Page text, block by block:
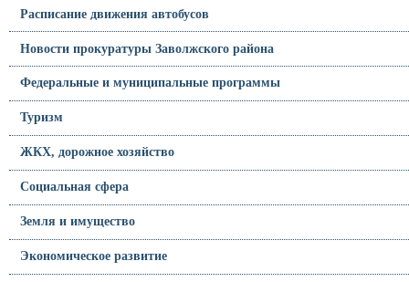
Расписание движения автобусов
Новости прокуратуры Заволжского района
Федеральные и муниципальные программы
Туризм
ЖКХ, дорожное хозяйство
Социальная сфера
Земля и имущество
Экономическое развитие